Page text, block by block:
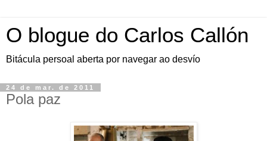
O blogue do Carlos Callón
Bitácula persoal aberta por navegar ao desvío
24 de mar. de 2011
Pola paz